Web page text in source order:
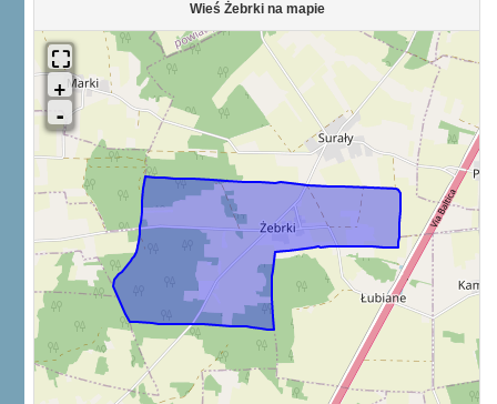
Wieś Żebrki na mapie